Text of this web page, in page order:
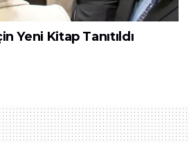
Yeni Kitap Tanıtıldı